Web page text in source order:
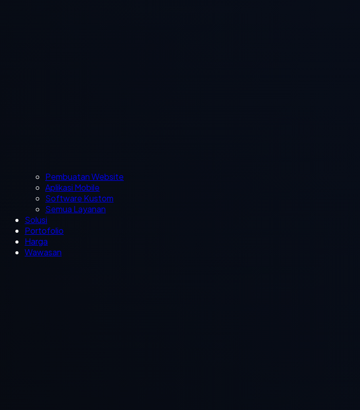
Pembuatan Website
Aplikasi Mobile
Software Kustom
Semua Layanan
Solusi
Portofolio
Harga
Wawasan